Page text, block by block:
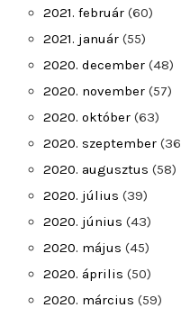
2021. február (60)
2021. január (55)
2020. december (48)
2020. november (57)
2020. október (63)
2020. szeptember
2020. augusztus (58)
2020. július (39)
2020. június (43)
2020. május (45)
2020. április (50)
2020. március (59)